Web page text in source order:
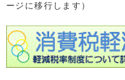
ージに移行します）